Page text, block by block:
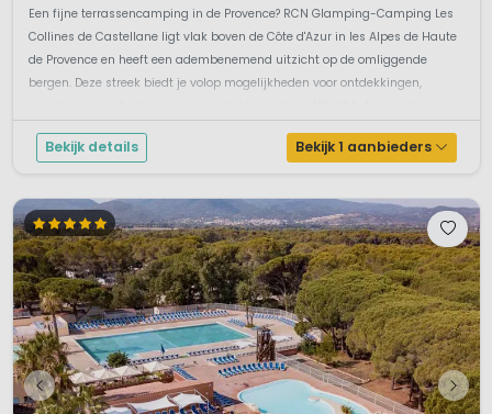
Een fijne terrassencamping in de Provence? RCN Glamping-Camping Les
Collines de Castellane ligt vlak boven de Côte d'Azur in les Alpes de Haute
de Provence en heeft een adembenemend uitzicht op de omliggende
bergen. Deze streek biedt je volop mogelijkheden voor ontdekkingen,
Bekijk details Bekijk 1 aanbieders